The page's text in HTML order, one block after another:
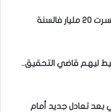
أيت منا: “الوداد اليوم عايشة بسبابي وخسرت 20 مليار فالسنة
ليهم قاضي التحقيق..
بعد تعادل جديد أمام